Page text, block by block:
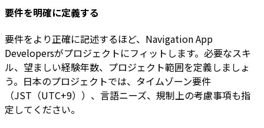
要件を明確に定義する
要件をより正確に記述するほど、Navigation App
Developersがプロジェクトにフィットします。必要なスキ
ル、望ましい経験年数、プロジェクト範囲を定義しましょ
う。日本のプロジェクトでは、タイムゾーン要件
（JST（UTC+9））、言語ニーズ、規制上の考慮事項も指
定してください。